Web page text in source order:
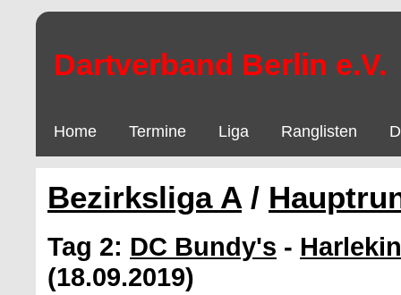
Dartverband Berlin e.V.
Home Termine Liga Ranglisten
Bezirksliga A /
Tag 2: DC Bundy's -
(18.09.2019)